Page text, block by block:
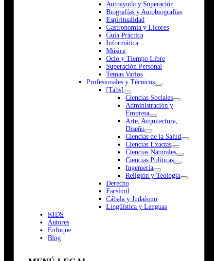
Autoayuda y Superación
Biografías y Autobiografías
Espiritualidad
Gastronomía y Licores
Guía Práctica
Informática
Música
Ocio y Tiempo Libre
Superación Personal
Temas Varios
Profesionales y Técnicos
[Tabs]
Ciencias Sociales
Administración y
Empresa
Arte, Arquitectura,
Diseño
Ciencias de la Salud
Ciencias Exactas
Ciencias Naturales
Ciencias Políticas
Ingeniería
Religión y Teología
Derecho
Facsímil
Cábala y Judaísmo
Lingüística y Lenguas
KIDS
Autores
Enfoque
Blog